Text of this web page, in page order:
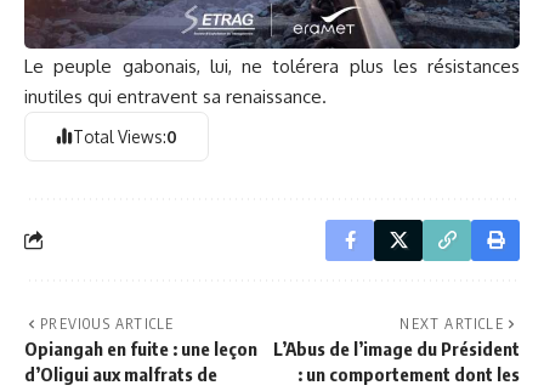
Le peuple gabonais, lui, ne tolérera plus les résistances
inutiles qui entravent sa renaissance.
Total Views:0
PREVIOUS ARTICLE
Opiangah en fuite : une leçon
d’Oligui aux malfrats de
NEXT ARTICLE
L’Abus de l’image du Président
: un comportement dont les